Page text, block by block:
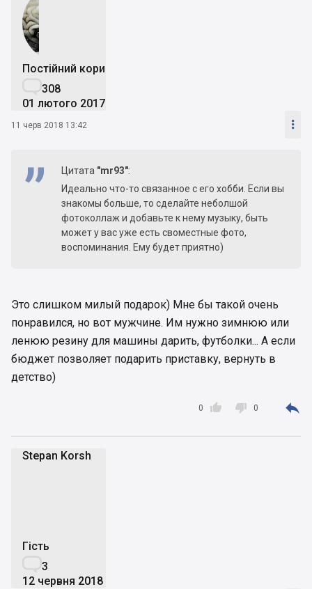
Постійний користувач
308
01 лютого 2017
11 черв 2018 13:42 
Цитата "mr93":
Идеально что-то связанное с его хобби. Если вы
знакомы больше, то сделайте неболшой
фотоколлаж и добавьте к нему музыку, быть
может у вас уже есть своместные фото,
воспоминания. Ему будет приятно)
Это слишком милый подарок) Мне бы такой очень
понравился, но вот мужчине. Им нужно зимнюю или
ленюю резину для машины дарить, футболки... А если
бюджет позволяет подарить приставку, вернуть в
детство)

0  0 
Stepan Korsh
Гість
3
12 червня 2018